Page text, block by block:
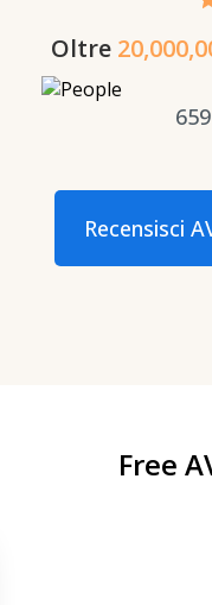
Oltre
Recensisci
Free